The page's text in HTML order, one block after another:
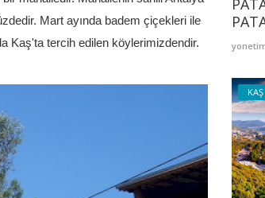
Mart ayında badem çiçekleri ile
Kaş'ta tercih edilen köylerimizdendir.